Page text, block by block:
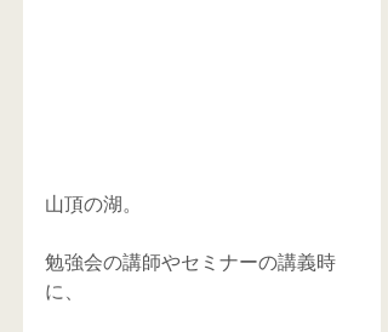
山頂の湖。
勉強会の講師やセミナーの講義時
に、